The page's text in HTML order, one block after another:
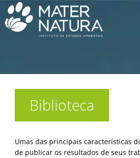
para
Biblioteca
Umas das principais características
de publicar os resultados de seus